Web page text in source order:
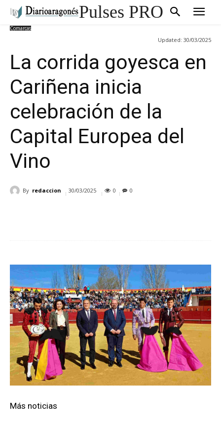
Pulses PRO
Comarcas
Updated: 30/03/2025
La corrida goyesca en
Cariñena inicia
celebración de la
Capital Europea del
Vino
By redaccion 30/03/2025 0 0
Más noticias